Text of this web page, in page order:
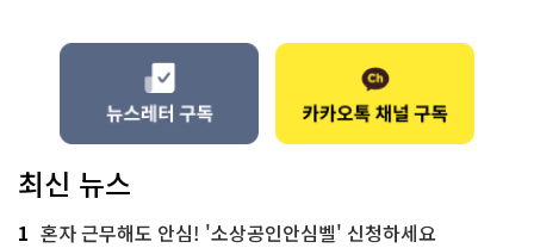
최신 뉴스
1 혼자 근무해도 안심! '소상공인안심벨' 신청하세요